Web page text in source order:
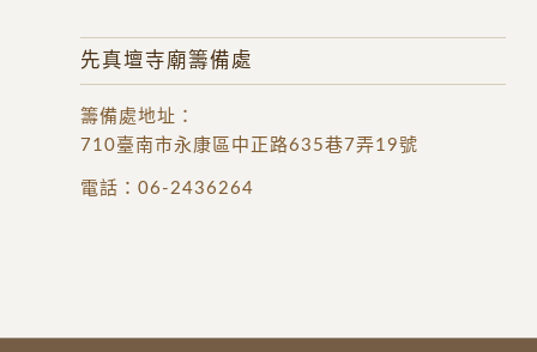
先真壇寺廟籌備處
籌備處地址 ：
710臺南市永康區中正路635巷7弄19號
電話： 06-2436264